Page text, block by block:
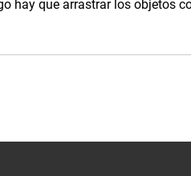
hay que arrastrar los objetos